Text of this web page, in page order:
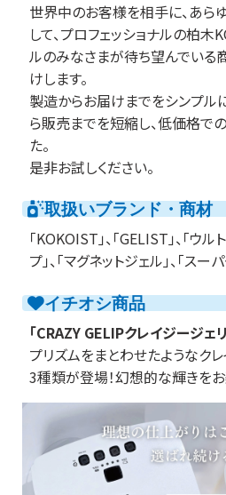
世界中のお客様を相手に、あら
して、プロフェッショナルの柏木
ルのみなさまが待ち望んでいる
けします。
製造からお届けまでをシンプル
ら販売までを短縮し、低価格で
た。
是非お試しください。
取扱いブランド・商材
「KOKOIST」、「GELIST」、「ウル
プ」、「マグネットジェル」、「スー
イチオシ商品
「CRAZY GELIPクレイジージ
プリズムをまとわせたようなク
3種類が登場！幻想的な輝きをお